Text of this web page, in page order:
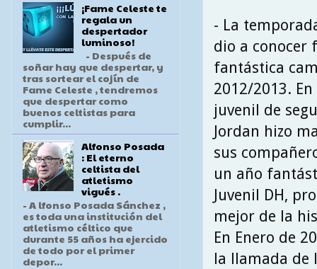
- La
dio a conocer
fantástica
2012/2013.
juvenil de
Jordan hizo
sus
un año
Juvenil DH,
mejor de la
En Enero de
la llamada de
¡Fame Celeste te
regala un
despertador
luminoso!
- Después de
soñar hay que despertar, y
tras sortear el cojín de
Fame Celeste , tendremos
que despertar como
buenos celtistas para
cumplir...
Alfonso Posada
: El eterno
celtista del
atletismo
vigués .
- A lfonso Posada Sánchez ,
es toda una institución del
atletismo céltico que
durante 55 años ha ejercido
de todo por el primer
depor...